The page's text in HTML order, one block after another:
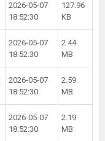
2026-05-07
18:52:30
127.96
KB
2026-05-07
18:52:30
2.44
MB
2026-05-07
18:52:30
2.59
MB
2026-05-07
18:52:30
2.19
MB